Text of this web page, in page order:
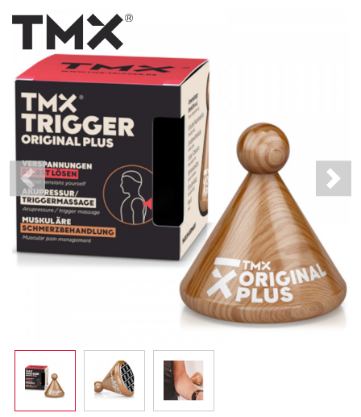
Previous Next